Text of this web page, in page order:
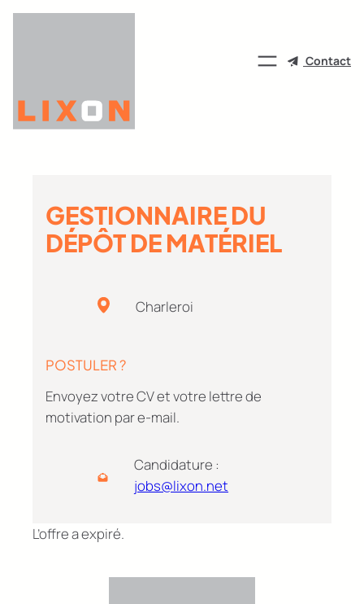
Aller
Contact
GESTIONNAIRE DU
DÉPÔT DE MATÉRIEL
Charleroi
POSTULER ?
Envoyez votre CV et votre lettre de
motivation par e-mail.
Candidature :
jobs@lixon.net
L’offre a expiré.